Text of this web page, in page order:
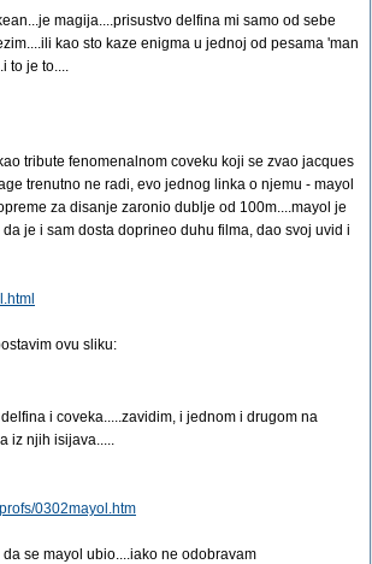
magija....prisustvo delfina mi samo od sebe
kao sto kaze enigma u jednoj od pesama 'man
to je to....
tribute fenomenalnom coveku koji se zvao jacques
trenutno ne radi, evo jednog linka o njemu - mayol
za disanje zaronio dublje od 100m....mayol je
je i sam dosta doprineo duhu filma, dao svoj uvid i
ovu sliku:
i coveka.....zavidim, i jednom i drugom na
iz njih isijava.....
0302mayol.htm
se mayol ubio....iako ne odobravam